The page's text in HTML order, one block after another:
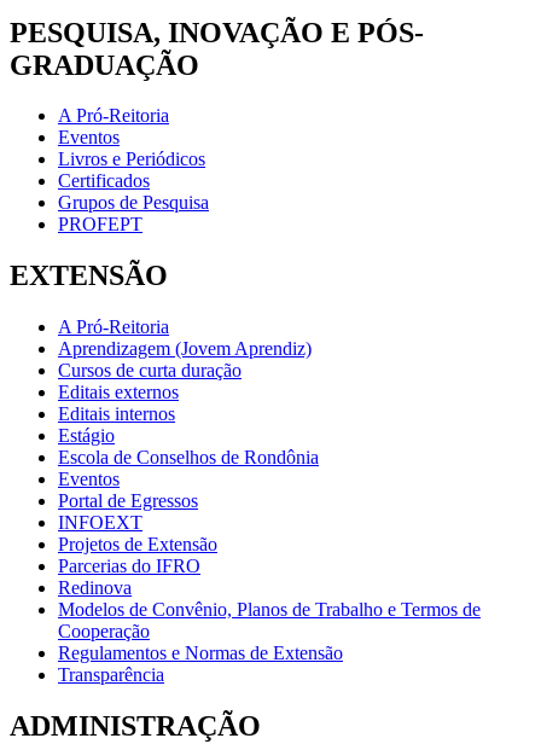
PESQUISA, INOVAÇÃO E PÓS-
GRADUAÇÃO
A Pró-Reitoria
Eventos
Livros e Periódicos
Certificados
Grupos de Pesquisa
PROFEPT
EXTENSÃO
A Pró-Reitoria
Aprendizagem (Jovem Aprendiz)
Cursos de curta duração
Editais externos
Editais internos
Estágio
Escola de Conselhos de Rondônia
Eventos
Portal de Egressos
INFOEXT
Projetos de Extensão
Parcerias do IFRO
Redinova
Modelos de Convênio, Planos de Trabalho e Termos de
Cooperação
Regulamentos e Normas de Extensão
Transparência
ADMINISTRAÇÃO